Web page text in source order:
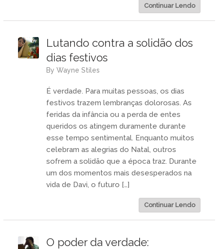
Continuar Lendo
Lutando contra a solidão dos
dias festivos
by Wayne Stiles
É verdade. Para muitas pessoas, os dias
festivos trazem lembranças dolorosas. As
feridas da infância ou a perda de entes
queridos os atingem duramente durante
esse tempo sentimental. Enquanto muitos
celebram as alegrias do Natal, outros
sofrem a solidão que a época traz. Durante
um dos momentos mais desesperados na
vida de Davi, o futuro […]
Continuar Lendo
O poder da verdade: